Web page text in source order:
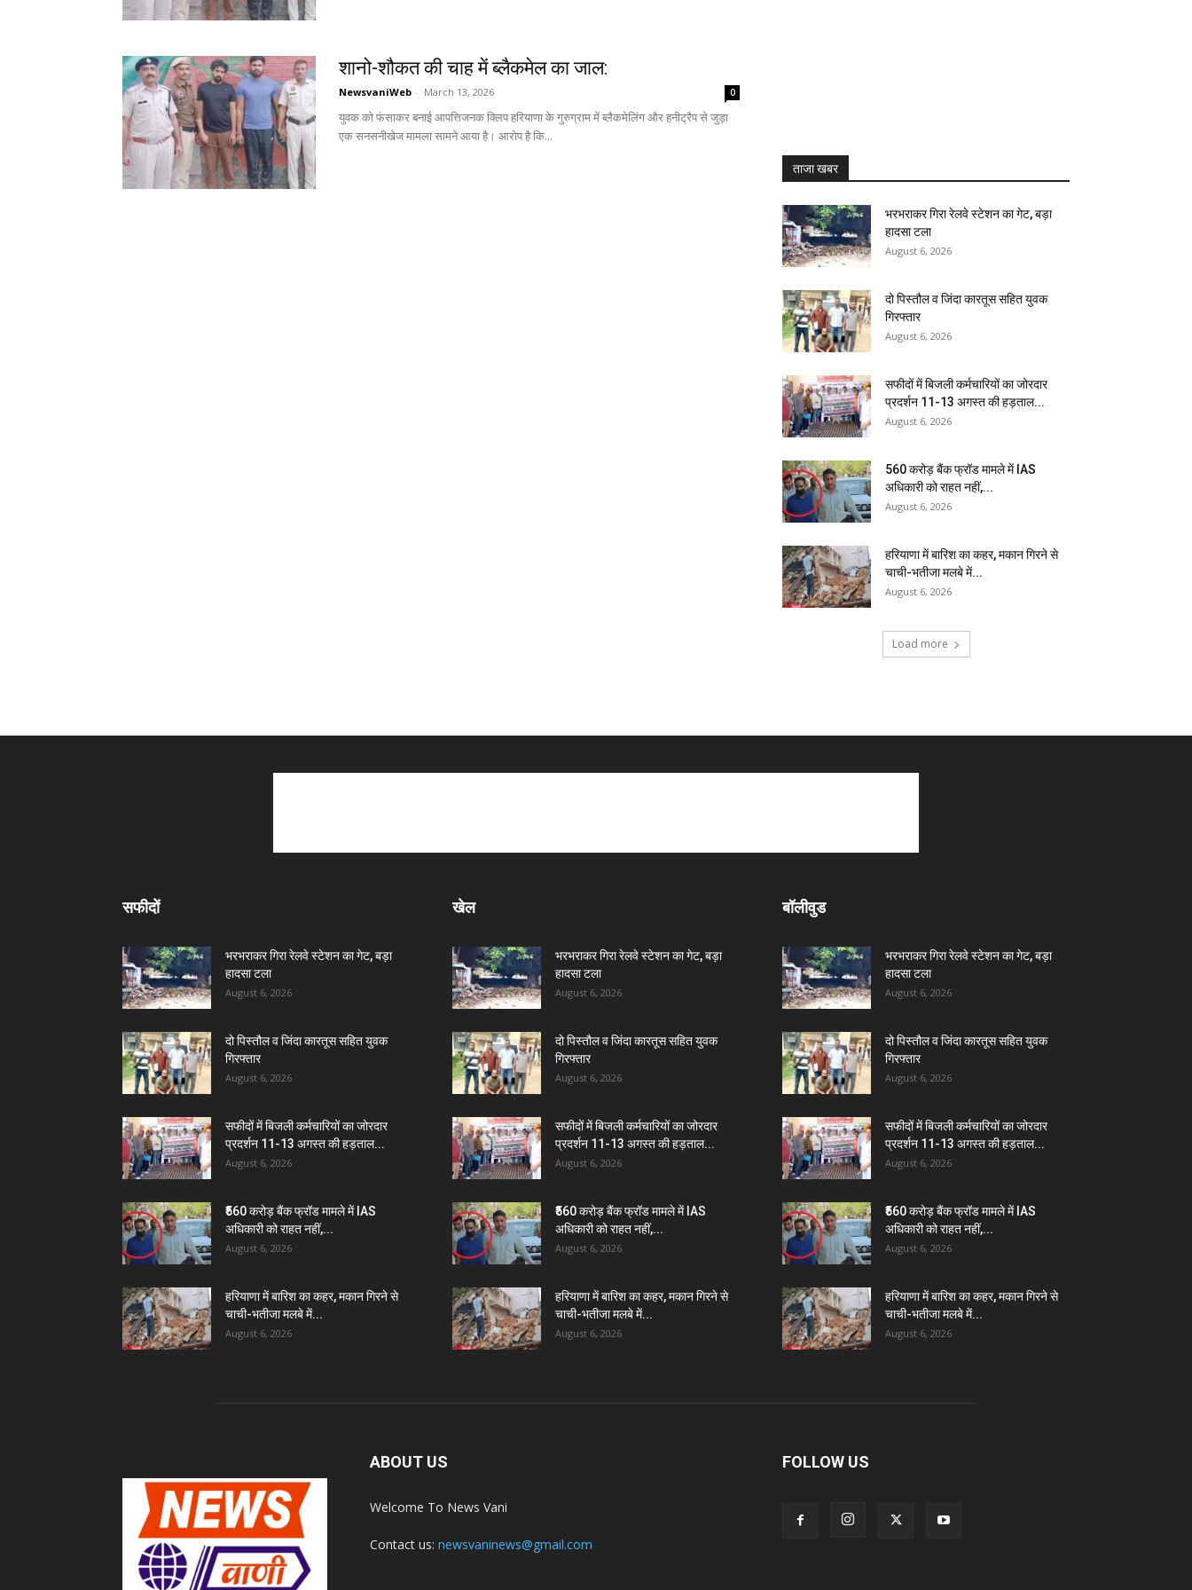
शानो-शौकत की चाह में ब्लैकमेल का जाल:
NewsvaniWeb - March 13, 2026 0
युवक को फंसाकर बनाई आपत्तिजनक क्लिप हरियाणा के गुरुग्राम में ब्लैकमेलिंग और हनीट्रैप से जुड़ा
एक सनसनीखेज मामला सामने आया है। आरोप है कि...
ताजा खबर
भरभराकर गिरा रेलवे स्टेशन का गेट, बड़ा
हादसा टला
August 6, 2026
दो पिस्तौल व जिंदा कारतूस सहित युवक
गिरफ्तार
August 6, 2026
सफीदों में बिजली कर्मचारियों का जोरदार
प्रदर्शन 11-13 अगस्त की हड़ताल...
August 6, 2026
₹560 करोड़ बैंक फ्रॉड मामले में IAS
अधिकारी को राहत नहीं,...
August 6, 2026
हरियाणा में बारिश का कहर, मकान गिरने से
चाची-भतीजा मलबे में...
August 6, 2026
Load more
सफीदों
भरभराकर गिरा रेलवे स्टेशन का गेट, बड़ा
हादसा टला
August 6, 2026
दो पिस्तौल व जिंदा कारतूस सहित युवक
गिरफ्तार
August 6, 2026
सफीदों में बिजली कर्मचारियों का जोरदार
प्रदर्शन 11-13 अगस्त की हड़ताल...
August 6, 2026
₹560 करोड़ बैंक फ्रॉड मामले में IAS
अधिकारी को राहत नहीं,...
August 6, 2026
हरियाणा में बारिश का कहर, मकान गिरने से
चाची-भतीजा मलबे में...
August 6, 2026
खेल
भरभराकर गिरा रेलवे स्टेशन का गेट, बड़ा
हादसा टला
August 6, 2026
दो पिस्तौल व जिंदा कारतूस सहित युवक
गिरफ्तार
August 6, 2026
सफीदों में बिजली कर्मचारियों का जोरदार
प्रदर्शन 11-13 अगस्त की हड़ताल...
August 6, 2026
₹560 करोड़ बैंक फ्रॉड मामले में IAS
अधिकारी को राहत नहीं,...
August 6, 2026
हरियाणा में बारिश का कहर, मकान गिरने से
चाची-भतीजा मलबे में...
August 6, 2026
बॉलीवुड
भरभराकर गिरा रेलवे स्टेशन का गेट, बड़ा
हादसा टला
August 6, 2026
दो पिस्तौल व जिंदा कारतूस सहित युवक
गिरफ्तार
August 6, 2026
सफीदों में बिजली कर्मचारियों का जोरदार
प्रदर्शन 11-13 अगस्त की हड़ताल...
August 6, 2026
₹560 करोड़ बैंक फ्रॉड मामले में IAS
अधिकारी को राहत नहीं,...
August 6, 2026
हरियाणा में बारिश का कहर, मकान गिरने से
चाची-भतीजा मलबे में...
August 6, 2026
ABOUT US
Welcome To News Vani
Contact us: newsvaninews@gmail.com
FOLLOW US